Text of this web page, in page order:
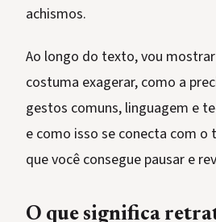
achismos.
Ao longo do texto, vou
costuma exagerar, como a
gestos comuns, linguagem e
e como isso se conecta com
que você consegue pausar e
O que significa